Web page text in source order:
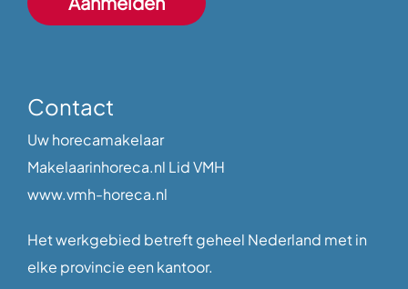
Contact
Uw horecamakelaar
Makelaarinhoreca.nl Lid VMH
www.vmh-horeca.nl
Het werkgebied betreft geheel Nederland met in
elke provincie een kantoor.